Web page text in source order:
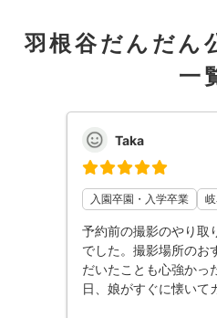
羽根谷だんだん
一
Taka
入園卒園・入学卒業
予約前の撮影のやり取
でした。撮影場所のお
だいたことも心強かっ
日、娘がすぐに懐いて
れないくらい、とて